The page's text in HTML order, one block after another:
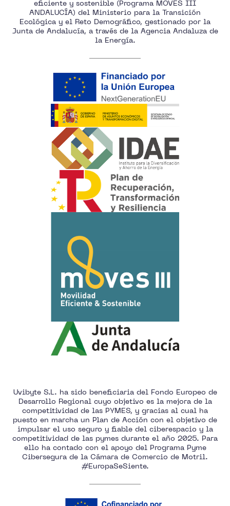
eficiente y sostenible (Programa MOVES III
ANDALUCÍA) del Ministerio para la Transición
Ecológica y el Reto Demográfico, gestionado por la
Junta de Andalucía, a través de la Agencia Andaluza de
la Energía.
Uvibyte S.L. ha sido beneficiaria del Fondo Europeo de
Desarrollo Regional cuyo objetivo es la mejora de la
competitividad de las PYMES, y gracias al cual ha
puesto en marcha un Plan de Acción con el objetivo de
impulsar el uso seguro y fiable del ciberespacio y la
competitividad de las pymes durante el año 2025. Para
ello ha contado con el apoyo del Programa Pyme
Cibersegura de la Cámara de Comercio de Motril.
#EuropaSeSiente.